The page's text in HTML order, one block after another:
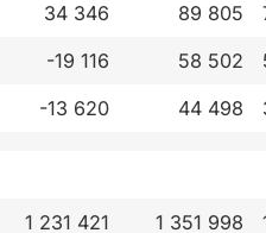
34 346
89 805
-19 116
58 502
-13 620
44 498
1 231 421 1 351 998